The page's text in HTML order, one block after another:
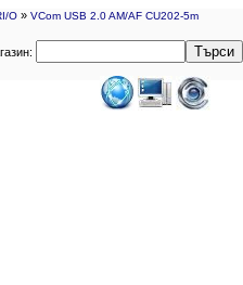
O » VCom USB 2.0 AM/AF CU202-5m
Търси